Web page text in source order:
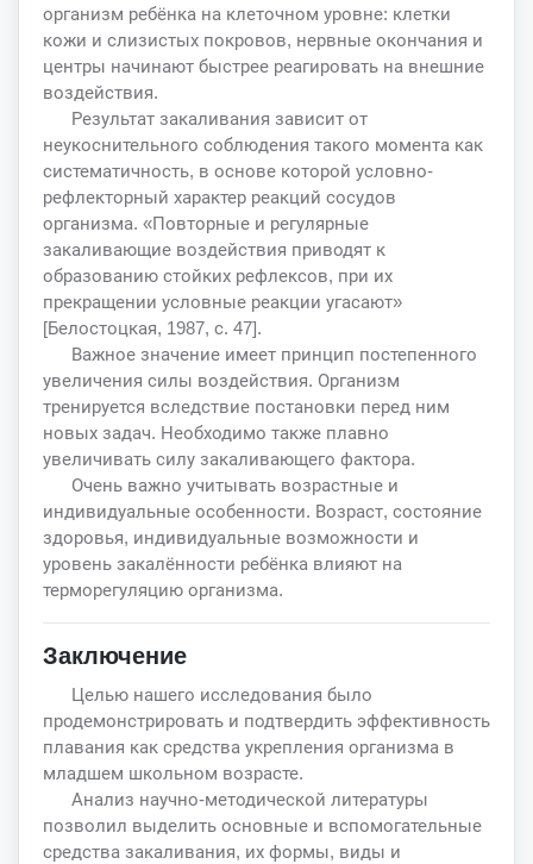
организм ребёнка на клеточном уровне: клетки
кожи и слизистых покровов, нервные окончания и
центры начинают быстрее реагировать на внешние
воздействия.
Результат закаливания зависит от
неукоснительного соблюдения такого момента как
систематичность, в основе которой условно-
рефлекторный характер реакций сосудов
организма. «Повторные и регулярные
закаливающие воздействия приводят к
образованию стойких рефлексов, при их
прекращении условные реакции угасают»
[Белостоцкая, 1987, с. 47].
Важное значение имеет принцип постепенного
увеличения силы воздействия. Организм
тренируется вследствие постановки перед ним
новых задач. Необходимо также плавно
увеличивать силу закаливающего фактора.
Очень важно учитывать возрастные и
индивидуальные особенности. Возраст, состояние
здоровья, индивидуальные возможности и
уровень закалённости ребёнка влияют на
терморегуляцию организма.
Заключение
Целью нашего исследования было
продемонстрировать и подтвердить эффективность
плавания как средства укрепления организма в
младшем школьном возрасте.
Анализ научно-методической литературы
позволил выделить основные и вспомогательные
средства закаливания, их формы, виды и